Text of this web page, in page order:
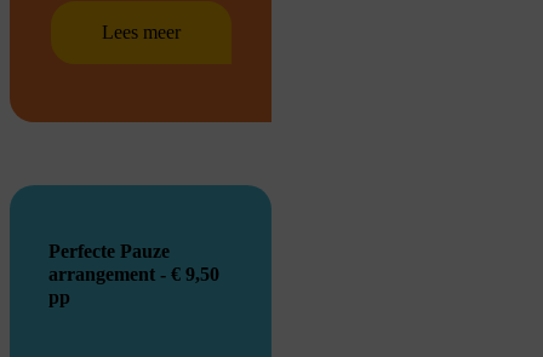
Lees meer
Perfecte Pauze
arrangement - € 9,50
pp